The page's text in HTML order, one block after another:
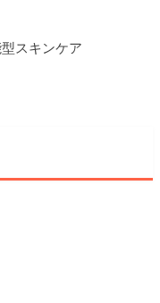
スキンケア